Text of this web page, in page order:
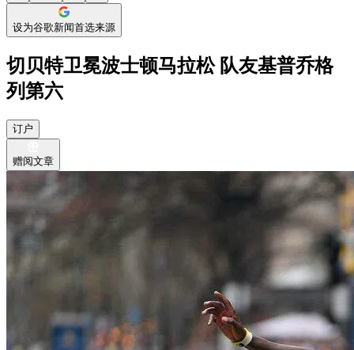
设为谷歌新闻首选来源
切贝特卫冕波士顿马拉松 队友基普乔格
列第六
订户
赠阅文章